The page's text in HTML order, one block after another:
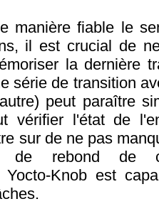
manière fiable le
il est crucial de
la dernière
série de transition
peut paraître
vérifier l'état de
sur de ne pas
de rebond de
Yocto-Knob est